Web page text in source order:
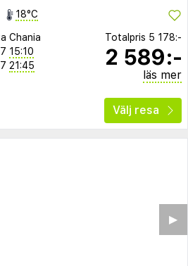
18°C
Chania
15:10
21:45
Totalpris 5 178:-
2 589:-
läs mer
Välj resa
▶︎